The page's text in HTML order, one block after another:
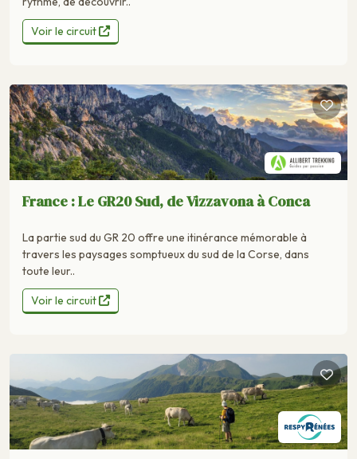
Voir le circuit
France : Le GR20 Sud, de Vizzavona à Conca
La partie sud du GR 20 offre une itinérance mémorable à
travers les paysages somptueux du sud de la Corse, dans
toute leur..
Voir le circuit